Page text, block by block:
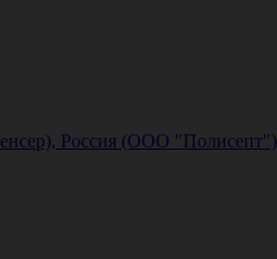
Россия (ООО "Полисепт")